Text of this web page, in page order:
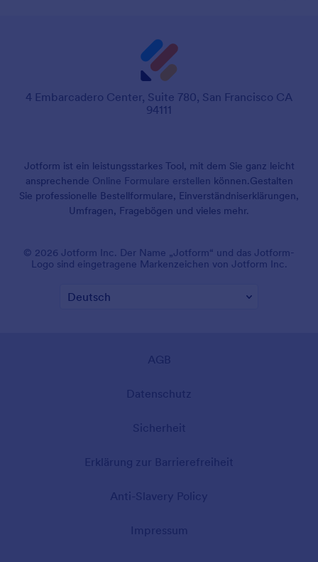
4 Embarcadero Center, Suite 780, San Francisco CA
94111
Jotform ist ein leistungsstarkes Tool, mit dem Sie ganz leicht
ansprechende Online Formulare erstellen können.Gestalten
Sie professionelle Bestellformulare, Einverständniserklärungen,
Umfragen, Fragebögen und vieles mehr.
© 2026 Jotform Inc. Der Name „Jotform“ und das Jotform-
Logo sind eingetragene Markenzeichen von Jotform Inc.
AGB
Datenschutz
Sicherheit
Erklärung zur Barrierefreiheit
Anti-Slavery Policy
Impressum